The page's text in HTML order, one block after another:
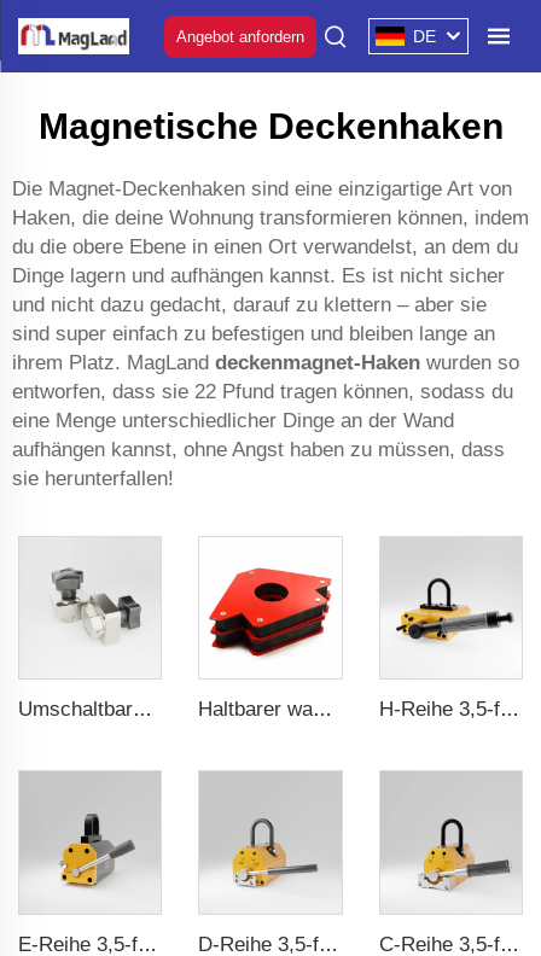
Angebot anfordern DE
Magnetische Deckenhaken
Die Magnet-Deckenhaken sind eine einzigartige Art von
Haken, die deine Wohnung transformieren können, indem
du die obere Ebene in einen Ort verwandelst, an dem du
Dinge lagern und aufhängen kannst. Es ist nicht sicher
und nicht dazu gedacht, darauf zu klettern – aber sie
sind super einfach zu befestigen und bleiben lange an
ihrem Platz. MagLand deckenmagnet-Haken wurden so
entworfen, dass sie 22 Pfund tragen können, sodass du
eine Menge unterschiedlicher Dinge an der Wand
aufhängen kannst, ohne Angst haben zu müssen, dass
sie herunterfallen!
Umschaltbarer Magnet-Schalter ein/aus Haltbarer wasserdichter Gummibeschichteter Magnet H-Reihe 3,5-fache Sicherheitskennung CE-Zertifizierung ma
E-Reihe 3,5-faches Sicherheitsverhältnis CE-Zertifizierung ma D-Reihe 3,5-fache Sicherheitsausstattung CE-Zertifizierung ma C-Reihe 3,5-fache Sicherheitsausstattung CE-Zertifizierung ma